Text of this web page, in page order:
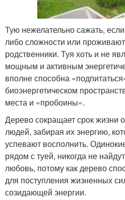
Тую нежелательно сажать,
либо сложности или
родственники. Туя хоть и не
мощным и активным
вполне способна
биоэнергетическом
места и «пробоины».
Дерево сокращает срок
людей, забирая их энергию,
успевают восполнить.
рядом с туей, никогда не
любовь, потому как дерево
для поступления жизненных
созидающей энергии.